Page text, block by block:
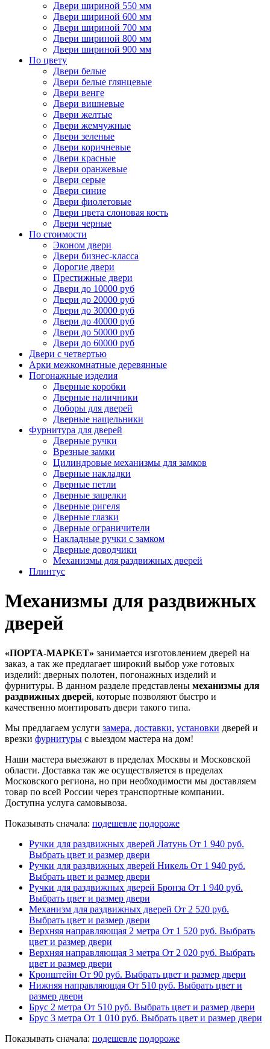
Двери шириной 550 мм
Двери шириной 600 мм
Двери шириной 700 мм
Двери шириной 800 мм
Двери шириной 900 мм
По цвету
Двери белые
Двери белые глянцевые
Двери венге
Двери вишневые
Двери желтые
Двери жемчужные
Двери зеленые
Двери коричневые
Двери красные
Двери оранжевые
Двери серые
Двери синие
Двери фиолетовые
Двери цвета слоновая кость
Двери черные
По стоимости
Эконом двери
Двери бизнес-класса
Дорогие двери
Престижные двери
Двери до 10000 руб
Двери до 20000 руб
Двери до 30000 руб
Двери до 40000 руб
Двери до 50000 руб
Двери до 60000 руб
Двери с четвертью
Арки межкомнатные деревянные
Погонажные изделия
Дверные коробки
Дверные наличники
Доборы для дверей
Дверные нащельники
Фурнитура для дверей
Дверные ручки
Врезные замки
Цилиндровые механизмы для замков
Дверные накладки
Дверные петли
Дверные защелки
Дверные ригеля
Дверные глазки
Дверные ограничители
Накладные ручки с замком
Дверные доводчики
Механизмы для раздвижных дверей
Плинтус
Механизмы для раздвижных
дверей
«ПОРТА-МАРКЕТ» занимается изготовлением дверей на
заказ, а так же предлагает широкий выбор уже готовых
изделий: дверных полотен, погонажных изделий и
фурнитуры. В данном разделе представлены механизмы для
раздвижных дверей, которые позволяют быстро и
качественно монтировать двери такого типа.
Мы предлагаем услуги замера, доставки, установки дверей и
врезки фурнитуры с выездом мастера на дом!
Наши мастера выезжают в пределах Москвы и Московской
области. Доставка так же осуществляется в пределах
Московского региона, но при необходимости мы доставляем
товар по всей России через транспортные компании.
Доступна услуга самовывоза.
Показывать сначала: подешевле подороже
Ручки для раздвижных дверей Латунь От 1 940 руб.
Выбрать цвет и размер двери
Ручки для раздвижных дверей Никель От 1 940 руб.
Выбрать цвет и размер двери
Ручки для раздвижных дверей Бронза От 1 940 руб.
Выбрать цвет и размер двери
Механизм для раздвижных дверей От 2 520 руб.
Выбрать цвет и размер двери
Верхняя направляющая 2 метра От 1 520 руб. Выбрать
цвет и размер двери
Верхняя направляющая 3 метра От 2 020 руб. Выбрать
цвет и размер двери
Кронштейн От 90 руб. Выбрать цвет и размер двери
Нижняя направляющая От 510 руб. Выбрать цвет и
размер двери
Брус 2 метра От 510 руб. Выбрать цвет и размер двери
Брус 3 метра От 1 010 руб. Выбрать цвет и размер двери
Показывать сначала: подешевле подороже